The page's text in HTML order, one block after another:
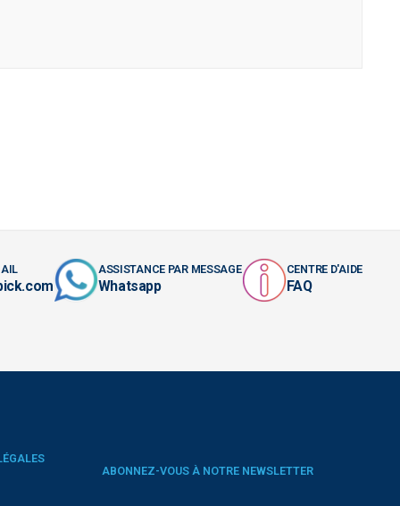
ASSISTANCE PAR MESSAGE
Whatsapp
CENTRE D'AIDE
FAQ
ABONNEZ-VOUS À NOTRE NEWSLETTER